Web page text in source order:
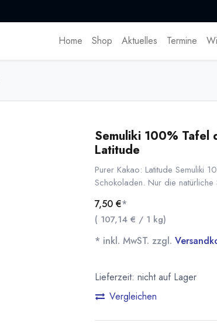
Home Shop Aktuelles Termine
Semuliki 100% Tafel
Latitude
Purer Kakao: Latitude Semuliki
Schokoladen. Nur die
7,50 €*
( 107,14 € / 1 kg)
* inkl. MwST. zzgl.
Lieferzeit: nicht auf Lager
Vergleichen